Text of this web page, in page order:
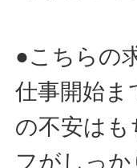
●こちらの
仕事開始ま
の不安は
フがしっ